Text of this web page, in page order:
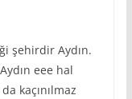
şehirdir Aydın.
eee hal
kaçınılmaz